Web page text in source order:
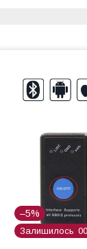
–5%
Залишилось 00